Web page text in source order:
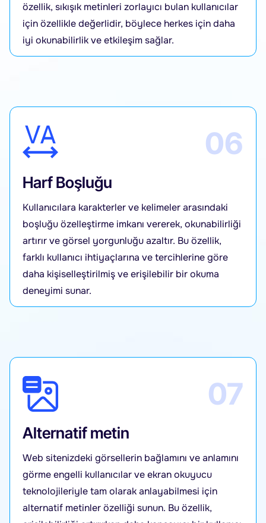
özellik, sıkışık metinleri zorlayıcı bulan kullanıcılar
için özellikle değerlidir, böylece herkes için daha
iyi okunabilirlik ve etkileşim sağlar.
06
Harf Boşluğu
Kullanıcılara karakterler ve kelimeler arasındaki
boşluğu özelleştirme imkanı vererek, okunabilirliği
artırır ve görsel yorgunluğu azaltır. Bu özellik,
farklı kullanıcı ihtiyaçlarına ve tercihlerine göre
daha kişiselleştirilmiş ve erişilebilir bir okuma
deneyimi sunar.
07
Alternatif metin
Web sitenizdeki görsellerin bağlamını ve anlamını
görme engelli kullanıcılar ve ekran okuyucu
teknolojileriyle tam olarak anlayabilmesi için
alternatif metinler özelliği sunun. Bu özellik,